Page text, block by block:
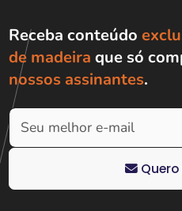
Receba conteúdo
de madeira que só
nossos assinantes.